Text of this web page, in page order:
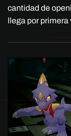
cantidad de
llega por primera